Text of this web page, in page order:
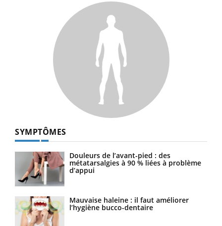
SYMPTÔMES
Douleurs de l’avant-pied : des
métatarsalgies à 90 % liées à problème
d’appui
Mauvaise haleine : il faut améliorer
l’hygiène bucco-dentaire